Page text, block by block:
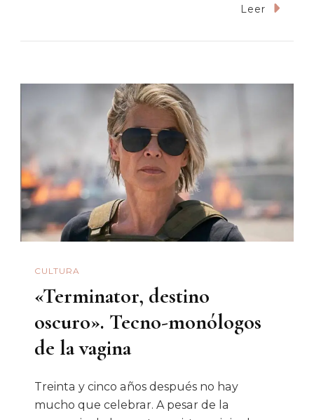
«Doctor
Leer
CULTURA
«Terminator, destino
oscuro». Tecno-monólogos
de la vagina
Treinta y cinco años después no hay
mucho que celebrar. A pesar de la